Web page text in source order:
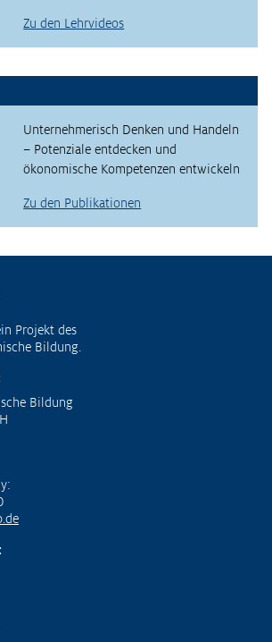
Zu den Lehrvideos
Unternehmerisch Denken und Handeln
– Potenziale entdecken und
ökonomische Kompetenzen entwickeln
Zu den Publikationen
Projekt des
Bildung.
Bildung